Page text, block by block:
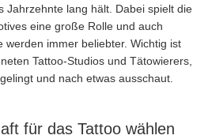
Jahrzehnte lang hält. Dabei spielt die
eine große Rolle und auch
werden immer beliebter. Wichtig ist
Tattoo-Studios und Tätowierers,
und nach etwas ausschaut.
für das Tattoo wählen